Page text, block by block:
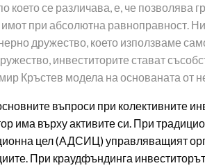
което се различава, е, че позволява
при абсолютна равноправност.
дружество, което използваме
инвеститорите стават
Кръстев модела на основаната от
въпроси при колективните
има върху активите си. При
цел (АДСИЦ) управляващият
При краудфъндинга